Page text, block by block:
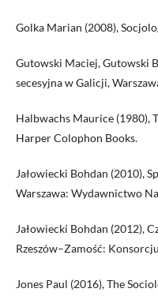
Golka Marian (2008),
Gutowski Maciej, Gutowski
secesyjna w Galicji,
Halbwachs Maurice (1980),
Harper Colophon Books.
Jałowiecki Bohdan (2010),
Warszawa: Wydawnictwo
Jałowiecki Bohdan (2012),
Rzeszów–Zamość:
Jones Paul (2016), The